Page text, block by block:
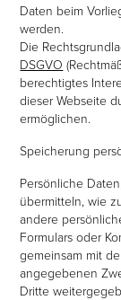
Daten beim
werden.
Die
DSGVO
berechtigtes
dieser Webseite
ermöglichen.
Speicherung
Persönliche
übermitteln, wie
andere
Formulars oder
gemeinsam mit
angegebenen
Dritte